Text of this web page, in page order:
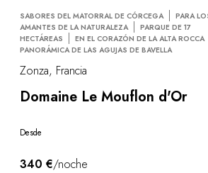
SABORES DEL MATORRAL DE CÓRCEGA
PARA
AMANTES DE LA NATURALEZA
PARQUE DE 17
HECTÁREAS
EN EL CORAZÓN DE LA ALTA ROCCA
PANORÁMICA DE LAS AGUJAS DE BAVELLA
Zonza, Francia
Domaine Le Mouflon d'Or
Desde
340 €/noche